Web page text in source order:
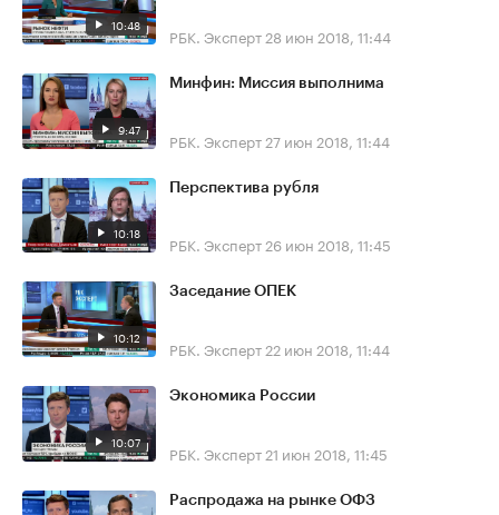
10:48 РБК. Эксперт 28 июн 2018, 11:44
9:47
Минфин: Миссия выполнима
РБК. Эксперт 27 июн 2018, 11:44
10:18
Перспектива рубля
РБК. Эксперт 26 июн 2018, 11:45
10:12
Заседание ОПЕК
РБК. Эксперт 22 июн 2018, 11:44
10:07
Экономика России
РБК. Эксперт 21 июн 2018, 11:45
Распродажа на рынке ОФЗ